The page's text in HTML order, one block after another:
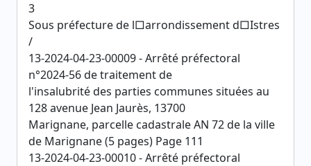
3
Sous préfecture de l□arrondissement d□Istres
/
13-2024-04-23-00009 - Arrêté préfectoral
n°2024-56 de traitement de
l'insalubrité des parties communes situées au
128 avenue Jean Jaurès, 13700
Marignane, parcelle cadastrale AN 72 de la ville
de Marignane (5 pages) Page 111
13-2024-04-23-00010 - Arrêté préfectoral